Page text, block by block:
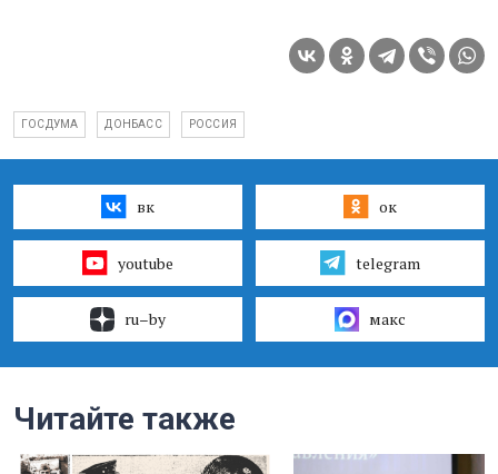
ГОСДУМА ДОНБАСС РОССИЯ
вк ок
youtube telegram
ru–by макс
Читайте также